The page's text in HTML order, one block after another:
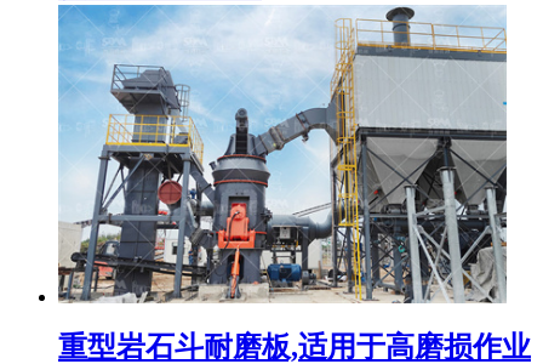
重型岩石斗耐磨板,适用于高磨损作业